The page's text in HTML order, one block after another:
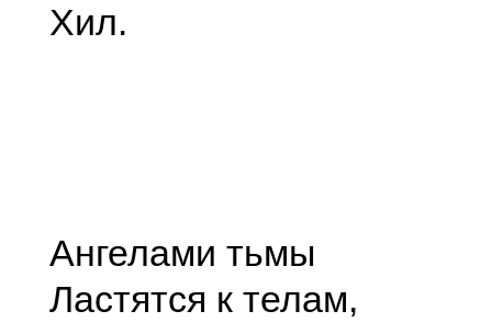
Хил.
Ангелами тьмы
Ластятся к телам,